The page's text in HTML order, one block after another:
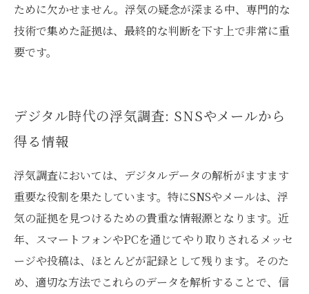
ために欠かせません。浮気の疑念が深まる中、専門的な
技術で集めた証拠は、最終的な判断を下す上で非常に重
要です。
デジタル時代の浮気調査: SNSやメールから
得る情報
浮気調査においては、デジタルデータの解析がますます
重要な役割を果たしています。特にSNSやメールは、浮
気の証拠を見つけるための貴重な情報源となります。近
年、スマートフォンやPCを通じてやり取りされるメッセ
ージや投稿は、ほとんどが記録として残ります。そのた
め、適切な方法でこれらのデータを解析することで、信